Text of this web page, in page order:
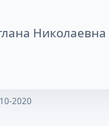
2020